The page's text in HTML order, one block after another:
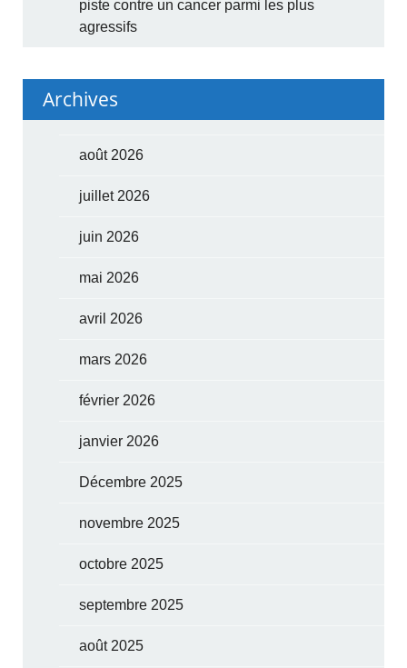
piste contre un cancer parmi les plus
agressifs
Archives
août 2026
juillet 2026
juin 2026
mai 2026
avril 2026
mars 2026
février 2026
janvier 2026
Décembre 2025
novembre 2025
octobre 2025
septembre 2025
août 2025